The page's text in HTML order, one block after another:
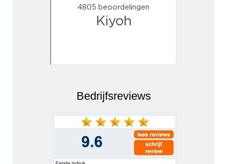
Bedrijfsreviews